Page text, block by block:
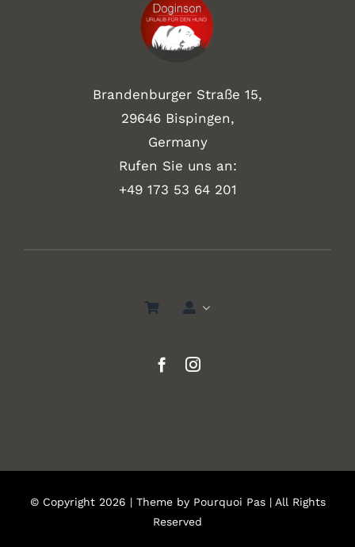
Brandenburger Straße 15,
29646 Bispingen,
Germany
Rufen Sie uns an:
+49 173 53 64 201
© Copyright 2026 | Theme by Pourquoi Pas| All Rights
Reserved